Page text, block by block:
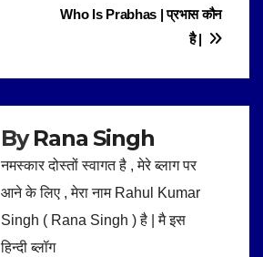
Who Is Prabhas | प्रभास कौन
है |
ByRana Singh
नमस्कार दोस्तों स्वागत है , मेरे ब्लाग पर
आने के लिए , मेरा नाम Rahul Kumar
Singh ( Rana Singh ) है | मै इस
हिन्दी ब्लॉग